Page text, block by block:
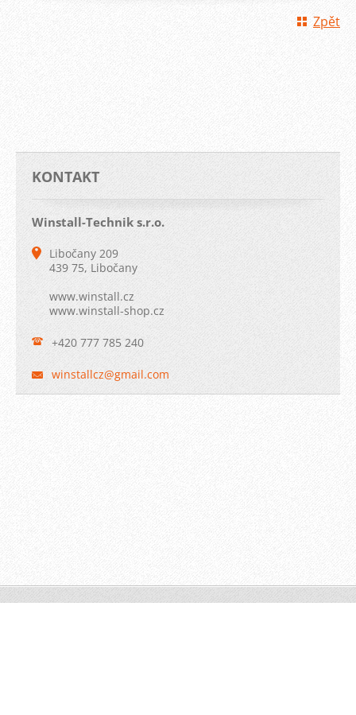
Zpět
KONTAKT
Winstall-Technik s.r.o.
Libočany 209
439 75, Libočany
www.winstall.cz
www.winstall-shop.cz
+420 777 785 240
winstallcz@gmail.com